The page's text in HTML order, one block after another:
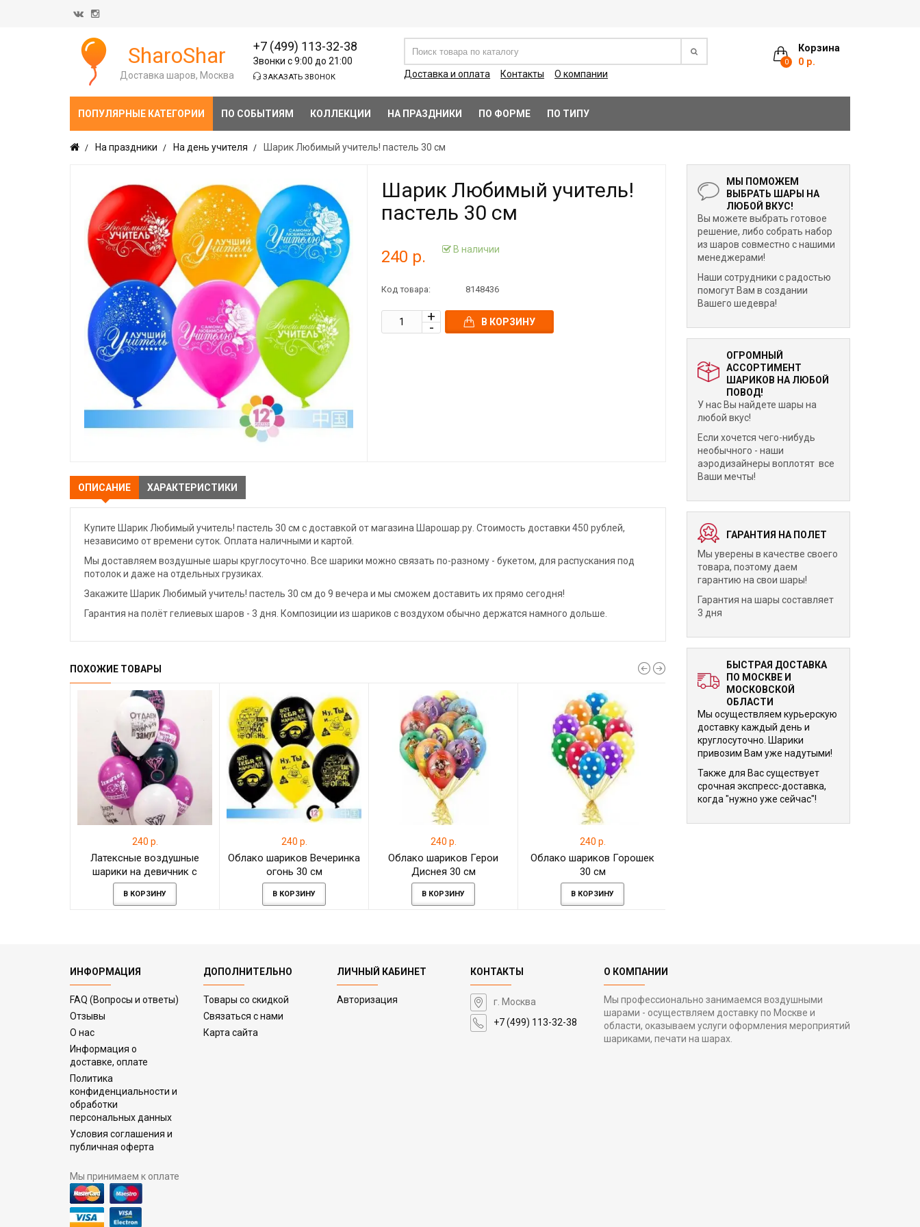
Корзина
0 0 р.
SharoShar
Доставка шаров, Москва
+7 (499) 113-32-38
Звонки с 9:00 до 21:00
ЗАКАЗАТЬ ЗВОНОК Доставка и оплата Контакты О компании
ПОПУЛЯРНЫЕ КАТЕГОРИИ ПО СОБЫТИЯМ КОЛЛЕКЦИИ НА ПРАЗДНИКИ ПО ФОРМЕ ПО ТИПУ
На праздники На день учителя Шарик Любимый учитель! пастель 30 см
Шарик Любимый учитель!
пастель 30 см
240 р. В наличии
Код товара: 8148436
В КОРЗИНУ
ОПИСАНИЕ ХАРАКТЕРИСТИКИ
Купите Шарик Любимый учитель! пастель 30 см с доставкой от магазина Шарошар.ру. Стоимость доставки 450 рублей,
независимо от времени суток. Оплата наличными и картой.
Мы доставляем воздушные шары круглосуточно. Все шарики можно связать по-разному - букетом, для распускания под
потолок и даже на отдельных грузиках.
Закажите Шарик Любимый учитель! пастель 30 см до 9 вечера и мы сможем доставить их прямо сегодня!
Гарантия на полёт гелиевых шаров - 3 дня. Композиции из шариков с воздухом обычно держатся намного дольше.
ПОХОЖИЕ ТОВАРЫ
240 р.
Латексные воздушные
шарики на девичник с
гелием
В КОРЗИНУ
240 р.
Облако шариков Вечеринка
огонь 30 см
В КОРЗИНУ
240 р.
Облако шариков Герои
Диснея 30 см
В КОРЗИНУ
240 р.
Облако шариков Горошек
30 см
В КОРЗИНУ
МЫ ПОМОЖЕМ
ВЫБРАТЬ ШАРЫ НА
ЛЮБОЙ ВКУС!
Вы можете выбрать готовое
решение, либо собрать набор
из шаров совместно с нашими
менеджерами!
Наши сотрудники с радостью
помогут Вам в создании
Вашего шедевра!
ОГРОМНЫЙ
АССОРТИМЕНТ
ШАРИКОВ НА ЛЮБОЙ
ПОВОД!
У нас Вы найдете шары на
любой вкус!
Если хочется чего-нибудь
необычного - наши
аэродизайнеры воплотят все
Ваши мечты!
ГАРАНТИЯ НА ПОЛЕТ
Мы уверены в качестве своего
товара, поэтому даем
гарантию на свои шары!
Гарантия на шары составляет
3 дня
БЫСТРАЯ ДОСТАВКА
ПО МОСКВЕ И
МОСКОВСКОЙ
ОБЛАСТИ
Мы осуществляем курьерскую
доставку каждый день и
круглосуточно. Шарики
привозим Вам уже надутыми!
Также для Вас существует
срочная экспресс-доставка,
когда "нужно уже сейчас"!
ИНФОРМАЦИЯ
FAQ (Вопросы и ответы)
Отзывы
О нас
Информация о
доставке, оплате
Политика
конфиденциальности и
обработки
персональных данных
Условия соглашения и
публичная оферта
Мы принимаем к оплате
ДОПОЛНИТЕЛЬНО
Товары со скидкой
Связаться с нами
Карта сайта
ЛИЧНЫЙ КАБИНЕТ
Авторизация
КОНТАКТЫ
г. Москва
+7 (499) 113-32-38
О КОМПАНИИ
Мы профессионально занимаемся воздушными
шарами - осуществляем доставку по Москве и
области, оказываем услуги оформления мероприятий
шариками, печати на шарах.